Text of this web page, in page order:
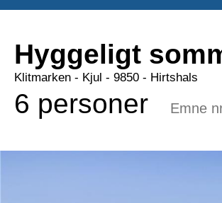
Hyggeligt
Klitmarken - Kjul - 9850 - Hirtshals
6 personer Emne